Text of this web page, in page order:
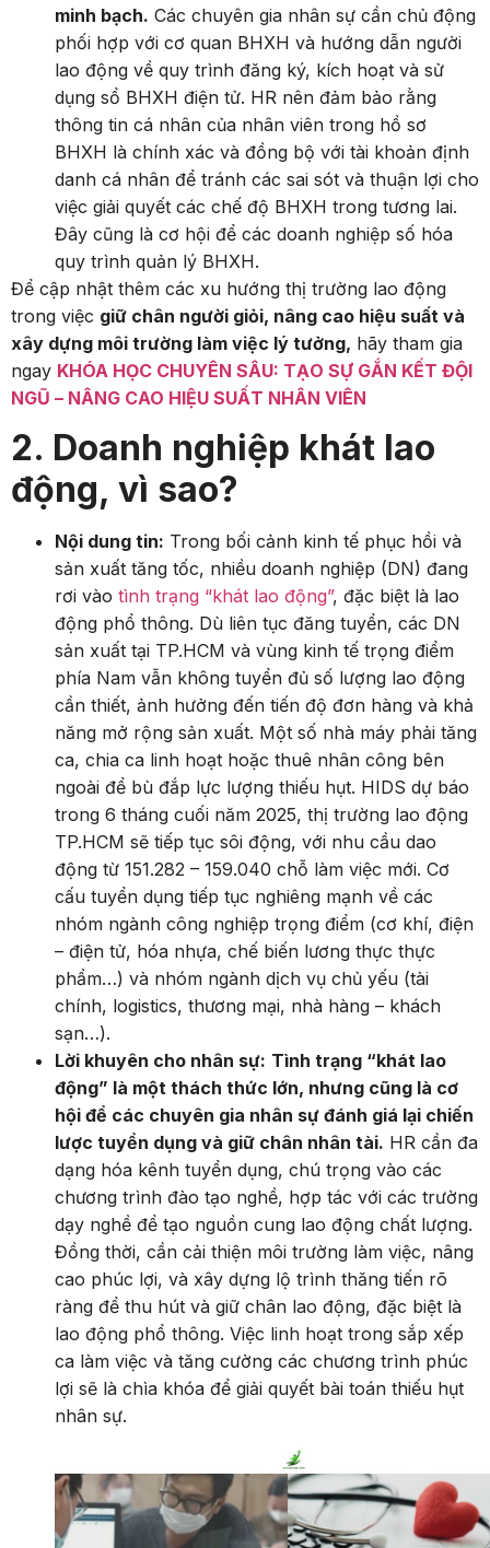
minh bạch. Các chuyên gia nhân sự cần chủ động
phối hợp với cơ quan BHXH và hướng dẫn người
lao động về quy trình đăng ký, kích hoạt và sử
dụng sổ BHXH điện tử. HR nên đảm bảo rằng
thông tin cá nhân của nhân viên trong hồ sơ
BHXH là chính xác và đồng bộ với tài khoản định
danh cá nhân để tránh các sai sót và thuận lợi cho
việc giải quyết các chế độ BHXH trong tương lai.
Đây cũng là cơ hội để các doanh nghiệp số hóa
quy trình quản lý BHXH.
Để cập nhật thêm các xu hướng thị trường lao động
trong việc giữ chân người giỏi, nâng cao hiệu suất và
xây dựng môi trường làm việc lý tưởng, hãy tham gia
ngay KHÓA HỌC CHUYÊN SÂU: TẠO SỰ GẮN KẾT ĐỘI
NGŨ – NÂNG CAO HIỆU SUẤT NHÂN VIÊN
2. Doanh nghiệp khát lao
động, vì sao?
Nội dung tin: Trong bối cảnh kinh tế phục hồi và
sản xuất tăng tốc, nhiều doanh nghiệp (DN) đang
rơi vào tình trạng “khát lao động”, đặc biệt là lao
động phổ thông. Dù liên tục đăng tuyển, các DN
sản xuất tại TP.HCM và vùng kinh tế trọng điểm
phía Nam vẫn không tuyển đủ số lượng lao động
cần thiết, ảnh hưởng đến tiến độ đơn hàng và khả
năng mở rộng sản xuất. Một số nhà máy phải tăng
ca, chia ca linh hoạt hoặc thuê nhân công bên
ngoài để bù đắp lực lượng thiếu hụt. HIDS dự báo
trong 6 tháng cuối năm 2025, thị trường lao động
TP.HCM sẽ tiếp tục sôi động, với nhu cầu dao
động từ 151.282 – 159.040 chỗ làm việc mới. Cơ
cấu tuyển dụng tiếp tục nghiêng mạnh về các
nhóm ngành công nghiệp trọng điểm (cơ khí, điện
– điện tử, hóa nhựa, chế biến lương thực thực
phẩm…) và nhóm ngành dịch vụ chủ yếu (tài
chính, logistics, thương mại, nhà hàng – khách
sạn…).
Lời khuyên cho nhân sự: Tình trạng “khát lao
động” là một thách thức lớn, nhưng cũng là cơ
hội để các chuyên gia nhân sự đánh giá lại chiến
lược tuyển dụng và giữ chân nhân tài. HR cần đa
dạng hóa kênh tuyển dụng, chú trọng vào các
chương trình đào tạo nghề, hợp tác với các trường
dạy nghề để tạo nguồn cung lao động chất lượng.
Đồng thời, cần cải thiện môi trường làm việc, nâng
cao phúc lợi, và xây dựng lộ trình thăng tiến rõ
ràng để thu hút và giữ chân lao động, đặc biệt là
lao động phổ thông. Việc linh hoạt trong sắp xếp
ca làm việc và tăng cường các chương trình phúc
lợi sẽ là chìa khóa để giải quyết bài toán thiếu hụt
nhân sự.